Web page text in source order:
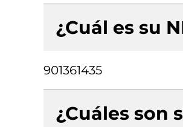
¿Cuál es su
901361435
¿Cuáles son